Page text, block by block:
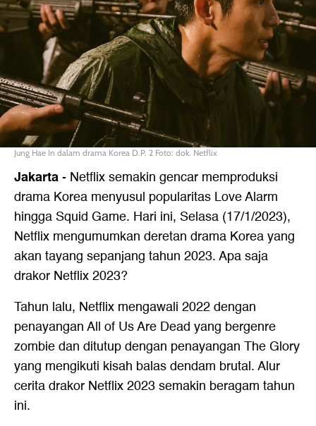
Jung Hae In dalam drama Korea D.P. 2 Foto: dok. Netflix
Jakarta- Netflix semakin gencar memproduksi
drama Korea menyusul popularitas Love Alarm
hingga Squid Game. Hari ini, Selasa (17/1/2023),
Netflix mengumumkan deretan drama Korea yang
akan tayang sepanjang tahun 2023. Apa saja
drakor Netflix 2023?
Tahun lalu, Netflix mengawali 2022 dengan
penayangan All of Us Are Dead yang bergenre
zombie dan ditutup dengan penayangan The Glory
yang mengikuti kisah balas dendam brutal. Alur
cerita drakor Netflix 2023 semakin beragam tahun
ini.